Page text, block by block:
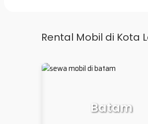
Rental Mobil di Kota
Makassar